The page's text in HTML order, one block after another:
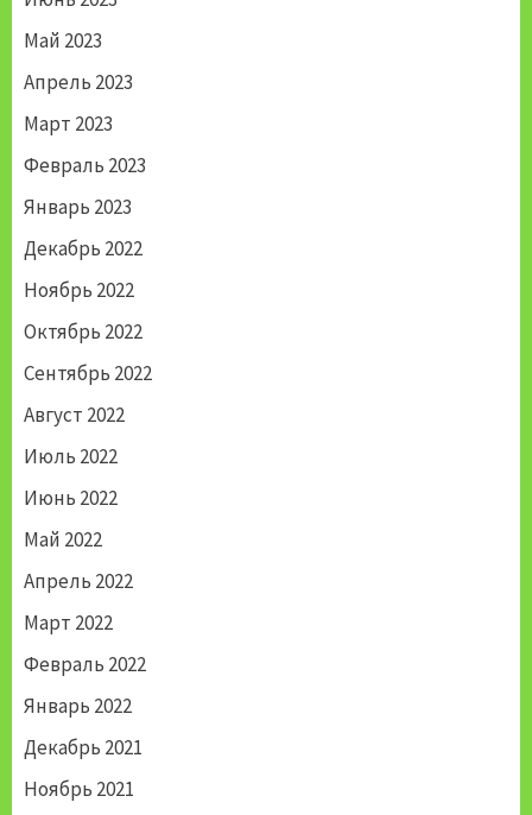
Май 2023
Апрель 2023
Март 2023
Февраль 2023
Январь 2023
Декабрь 2022
Ноябрь 2022
Октябрь 2022
Сентябрь 2022
Август 2022
Июль 2022
Июнь 2022
Май 2022
Апрель 2022
Март 2022
Февраль 2022
Январь 2022
Декабрь 2021
Ноябрь 2021